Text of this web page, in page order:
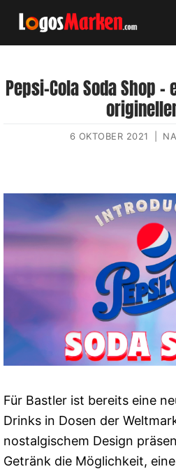
Pepsi-Cola Soda Shop
6 OKTOBER 2021
Für Bastler ist bereits eine
Drinks in Dosen der
nostalgischem Design
Getränk die Möglichkeit,